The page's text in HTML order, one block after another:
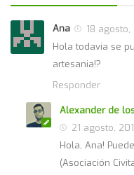
Ana
18
Hola todavia se
artesania!?
Responder
Alexander de
21 agosto,
Hola, Ana!
(Asociación